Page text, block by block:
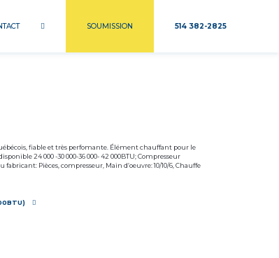
SOUMISSION 514 382-2825
fiable et très perfomante. Élément chauffant pour le
24 000 -30 000-36 000- 42 000BTU; Compresseur
Pièces, compresseur, Main d’oeuvre: 10/10/6, Chauffe